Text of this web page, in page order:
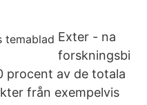
Exter - na
forskningsbi
procent av de totala
från exempelvis